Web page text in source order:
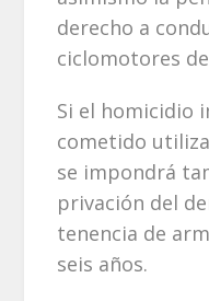
derecho a
ciclomotores
Si el homicidio
cometido
se impondrá
privación del
tenencia de
seis años.